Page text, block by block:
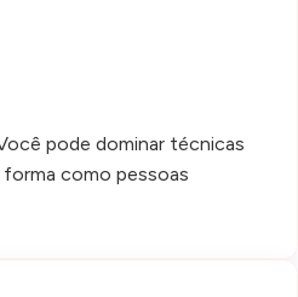
pode dominar técnicas
como pessoas